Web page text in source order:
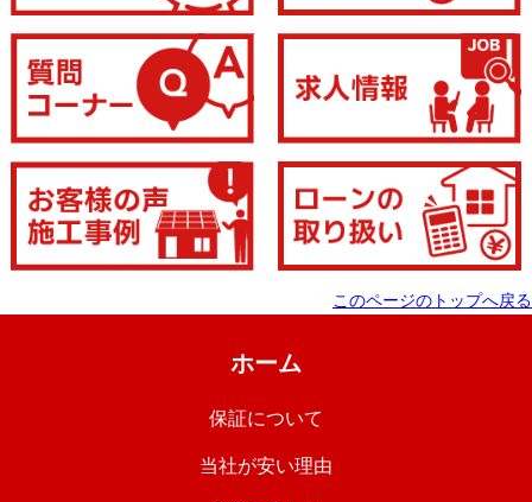
このページのトップへ戻る
ホーム
保証について
当社が安い理由